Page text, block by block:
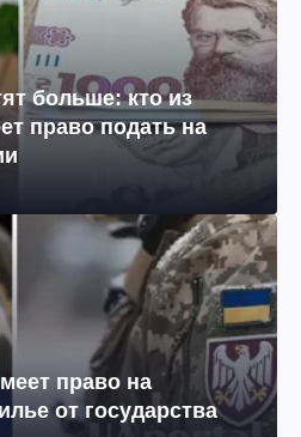
больше: кто из
право подать на
право на
от государства